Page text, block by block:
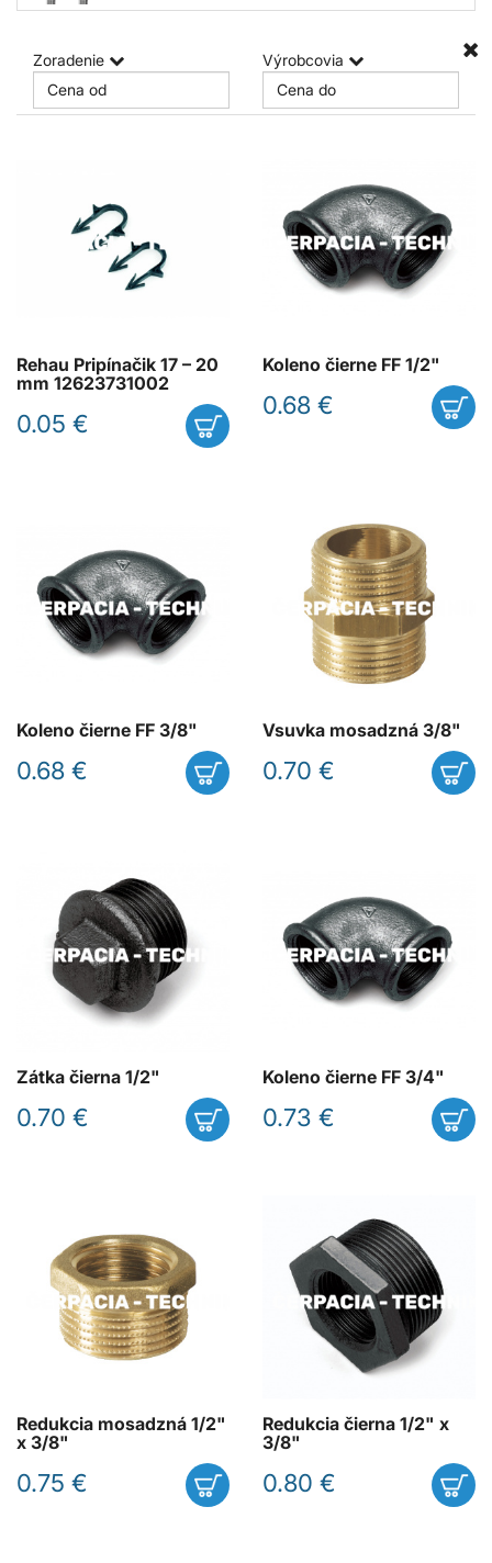
Zoradenie Výrobcovia
Rehau Pripínačik 17 – 20
mm 12623731002
0.05 €
Koleno čierne FF 1/2"
0.68 €
Koleno čierne FF 3/8"
0.68 €
Vsuvka mosadzná 3/8"
0.70 €
Zátka čierna 1/2"
0.70 €
Koleno čierne FF 3/4"
0.73 €
Redukcia mosadzná 1/2"
x 3/8"
0.75 €
Redukcia čierna 1/2" x
3/8"
0.80 €